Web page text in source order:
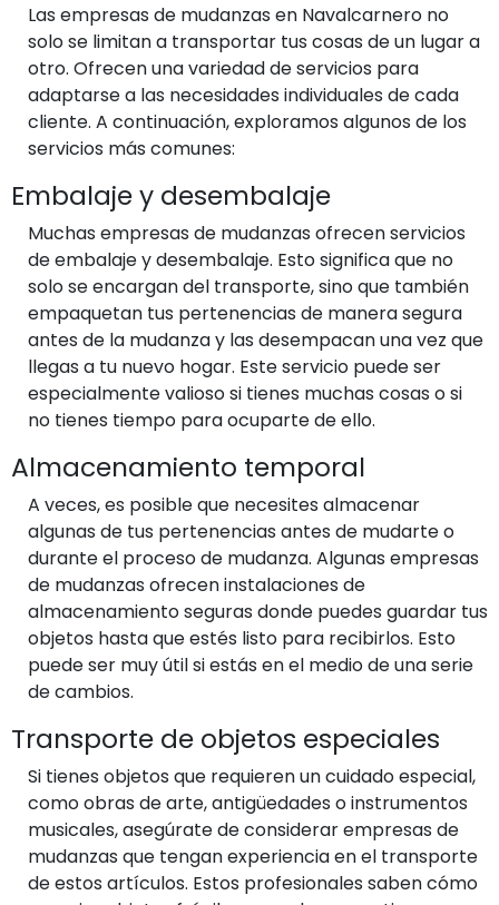
Las empresas de mudanzas en Navalcarnero no
solo se limitan a transportar tus cosas de un lugar a
otro. Ofrecen una variedad de servicios para
adaptarse a las necesidades individuales de cada
cliente. A continuación, exploramos algunos de los
servicios más comunes:
Embalaje y desembalaje
Muchas empresas de mudanzas ofrecen servicios
de embalaje y desembalaje. Esto significa que no
solo se encargan del transporte, sino que también
empaquetan tus pertenencias de manera segura
antes de la mudanza y las desempacan una vez que
llegas a tu nuevo hogar. Este servicio puede ser
especialmente valioso si tienes muchas cosas o si
no tienes tiempo para ocuparte de ello.
Almacenamiento temporal
A veces, es posible que necesites almacenar
algunas de tus pertenencias antes de mudarte o
durante el proceso de mudanza. Algunas empresas
de mudanzas ofrecen instalaciones de
almacenamiento seguras donde puedes guardar tus
objetos hasta que estés listo para recibirlos. Esto
puede ser muy útil si estás en el medio de una serie
de cambios.
Transporte de objetos especiales
Si tienes objetos que requieren un cuidado especial,
como obras de arte, antigüedades o instrumentos
musicales, asegúrate de considerar empresas de
mudanzas que tengan experiencia en el transporte
de estos artículos. Estos profesionales saben cómo